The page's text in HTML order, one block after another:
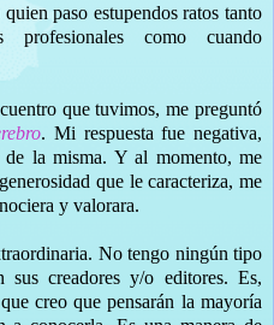
paso estupendos ratos tanto
profesionales como cuando
que tuvimos, me preguntó
. Mi respuesta fue negativa,
la misma. Y al momento, me
que le caracteriza, me
y valorara.
No tengo ningún tipo
creadores y/o editores. Es,
creo que pensarán la mayoría